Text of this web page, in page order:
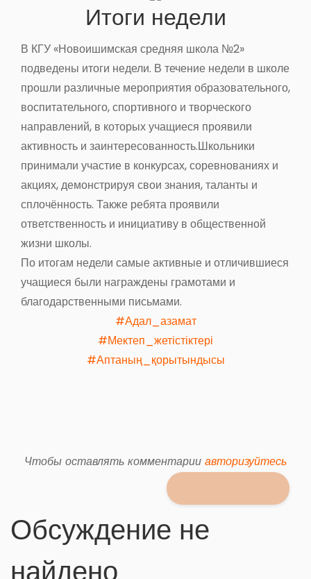
Итоги недели
В КГУ «Новоишимская средняя школа №2»
подведены итоги недели. В течение недели в школе
прошли различные мероприятия образовательного,
воспитательного, спортивного и творческого
направлений, в которых учащиеся проявили
активность и заинтересованность.Школьники
принимали участие в конкурсах, соревнованиях и
акциях, демонстрируя свои знания, таланты и
сплочённость. Также ребята проявили
ответственность и инициативу в общественной
жизни школы.
По итогам недели самые активные и отличившиеся
учащиеся были награждены грамотами и
благодарственными письмами.
#Адал_азамат
#Мектеп_жетістіктері
#Аптаның_қорытындысы
Чтобы оставлять комментарии авторизуйтесь
Обсуждение не
найдено